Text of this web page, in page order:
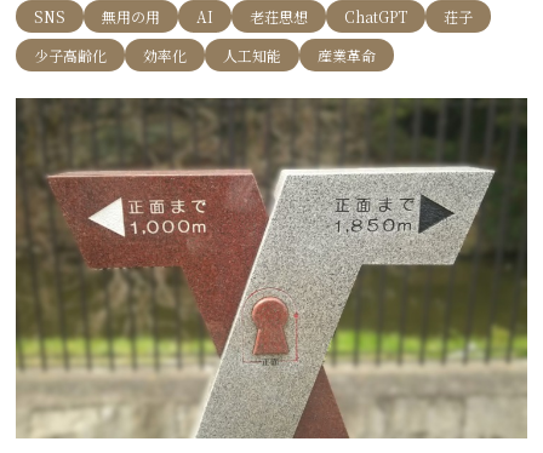
SNS
無用の用 AI 老荘思想 ChatGPT
荘子
少子高齢化
効率化 人工知能 産業革命